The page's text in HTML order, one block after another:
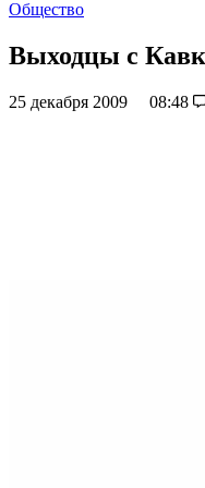
Общество
Выходцы с
25 декабря 2009 08:48